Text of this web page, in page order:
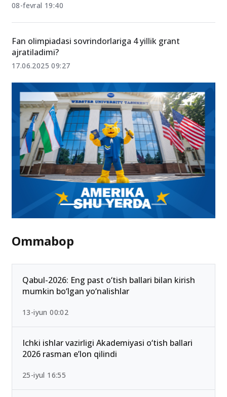
08-fevral 19:40
Fan olimpiadasi sovrindorlariga 4 yillik grant
ajratiladimi?
17.06.2025 09:27
Ommabop
Qabul-2026: Eng past o‘tish ballari bilan kirish
mumkin bo‘lgan yo‘nalishlar
13-iyun 00:02
Ichki ishlar vazirligi Akademiyasi o‘tish ballari
2026 rasman e’lon qilindi
25-iyul 16:55